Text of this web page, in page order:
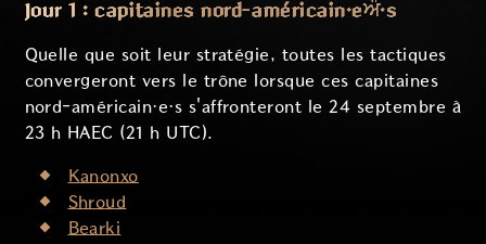
Jour 1 : capitaines nord-américain·eਔ·s
Quelle que soit leur stratégie, toutes les tactiques
convergeront vers le trône lorsque ces capitaines
nord-américain·e·s s'affronteront le 24 septembre à
23 h HAEC (21 h UTC).
Kanonxo
Shroud
Bearki